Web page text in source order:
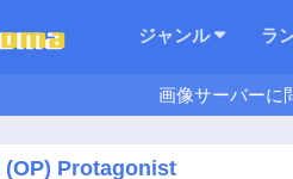
ジャンル ラ
画像サーバーに
Protagonist